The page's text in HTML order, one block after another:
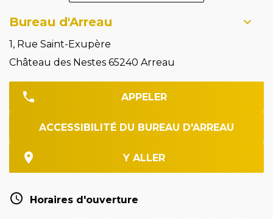
Bureau d'Arreau
1, Rue Saint-Exupère
Château des Nestes 65240 Arreau
APPELER
ACCESSIBILITÉ DU BUREAU D'ARREAU
Y ALLER
Horaires d'ouverture